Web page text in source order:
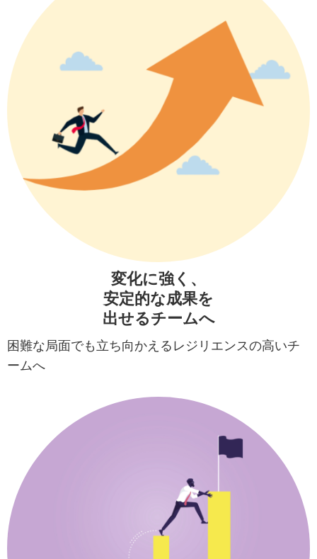
変化に強く、
安定的な成果を
出せるチームへ
困難な局面でも立ち向かえる レジリエンスの高いチ
ームへ